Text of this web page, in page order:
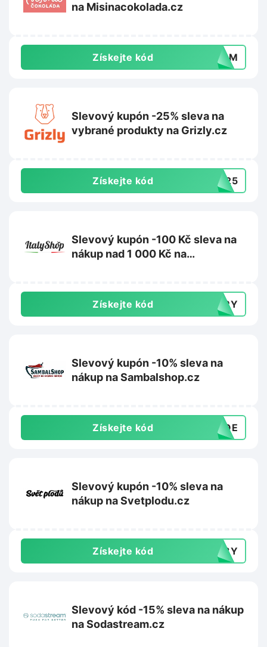
na Misinacokolada.cz
Získejte kód HZ8M
Slevový kupón -25% sleva na
vybrané produkty na Grizly.cz
Získejte kód OL25
Slevový kupón -100 Kč sleva na
nákup nad 1 000 Kč na
Získejte kód TERY
Slevový kupón -10% sleva na
nákup na Sambalshop.cz
Získejte kód ANQE
Slevový kupón -10% sleva na
nákup na Svetplodu.cz
Získejte kód 148Y
Slevový kód -15% sleva na nákup
na Sodastream.cz